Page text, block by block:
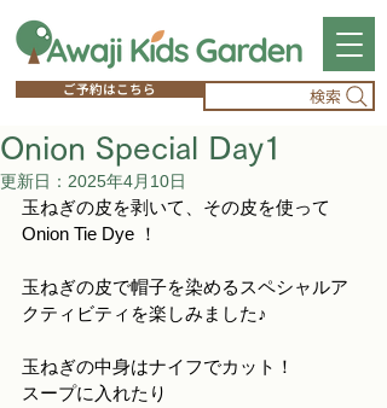
ご予約はこちら 検索
Onion Special Day1
更新日： 2025年4月10日
玉ねぎの皮を剥いて、その皮を使って
Onion Tie Dye ！
玉ねぎの皮で帽子を染めるスペシャルア
クティビティを楽しみました♪
玉ねぎの中身はナイフでカット！
スープに入れたり